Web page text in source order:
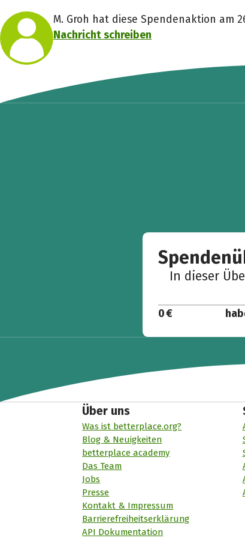
M. Groh hat diese Spendenaktion am
Nachricht schreiben
In dieser
0 €
Über uns
Was ist betterplace.org?
Blog & Neuigkeiten
betterplace academy
Das Team
Jobs
Presse
Kontakt & Impressum
Barrierefreiheitserklärung
API Dokumentation